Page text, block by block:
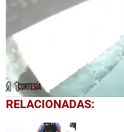
0
seconds
RELACIONADAS: